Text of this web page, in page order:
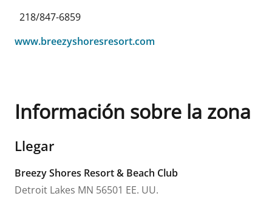
218/847-6859
www.breezyshoresresort.com
Información sobre la zona
Llegar
Breezy Shores Resort & Beach Club
Detroit Lakes MN 56501 EE. UU.